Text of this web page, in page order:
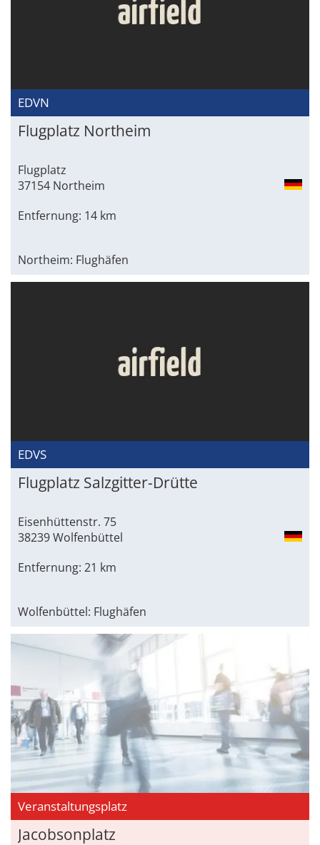
EDVN
Flugplatz Northeim
Flugplatz
37154 Northeim
Entfernung: 14 km
Northeim: Flughäfen
EDVS
Flugplatz Salzgitter-Drütte
Eisenhüttenstr. 75
38239 Wolfenbüttel
Entfernung: 21 km
Wolfenbüttel: Flughäfen
Veranstaltungsplatz
Jacobsonplatz